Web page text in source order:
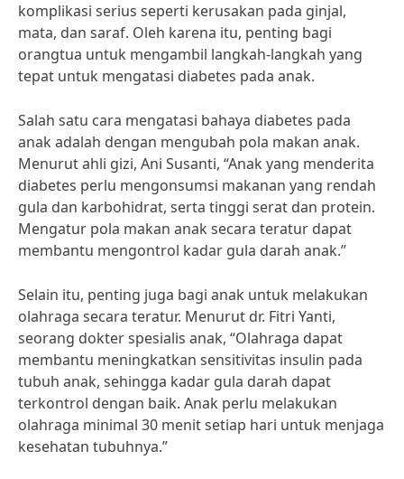
komplikasi serius seperti kerusakan pada ginjal,
mata, dan saraf. Oleh karena itu, penting bagi
orangtua untuk mengambil langkah-langkah yang
tepat untuk mengatasi diabetes pada anak.
Salah satu cara mengatasi bahaya diabetes pada
anak adalah dengan mengubah pola makan anak.
Menurut ahli gizi, Ani Susanti, “Anak yang menderita
diabetes perlu mengonsumsi makanan yang rendah
gula dan karbohidrat, serta tinggi serat dan protein.
Mengatur pola makan anak secara teratur dapat
membantu mengontrol kadar gula darah anak.”
Selain itu, penting juga bagi anak untuk melakukan
olahraga secara teratur. Menurut dr. Fitri Yanti,
seorang dokter spesialis anak, “Olahraga dapat
membantu meningkatkan sensitivitas insulin pada
tubuh anak, sehingga kadar gula darah dapat
terkontrol dengan baik. Anak perlu melakukan
olahraga minimal 30 menit setiap hari untuk menjaga
kesehatan tubuhnya.”